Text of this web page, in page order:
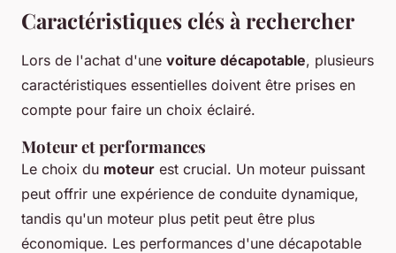
Caractéristiques clés à rechercher
Lors de l'achat d'une voiture décapotable, plusieurs
caractéristiques essentielles doivent être prises en
compte pour faire un choix éclairé.
Moteur et performances
Le choix du moteur est crucial. Un moteur puissant
peut offrir une expérience de conduite dynamique,
tandis qu'un moteur plus petit peut être plus
économique. Les performances d'une décapotable